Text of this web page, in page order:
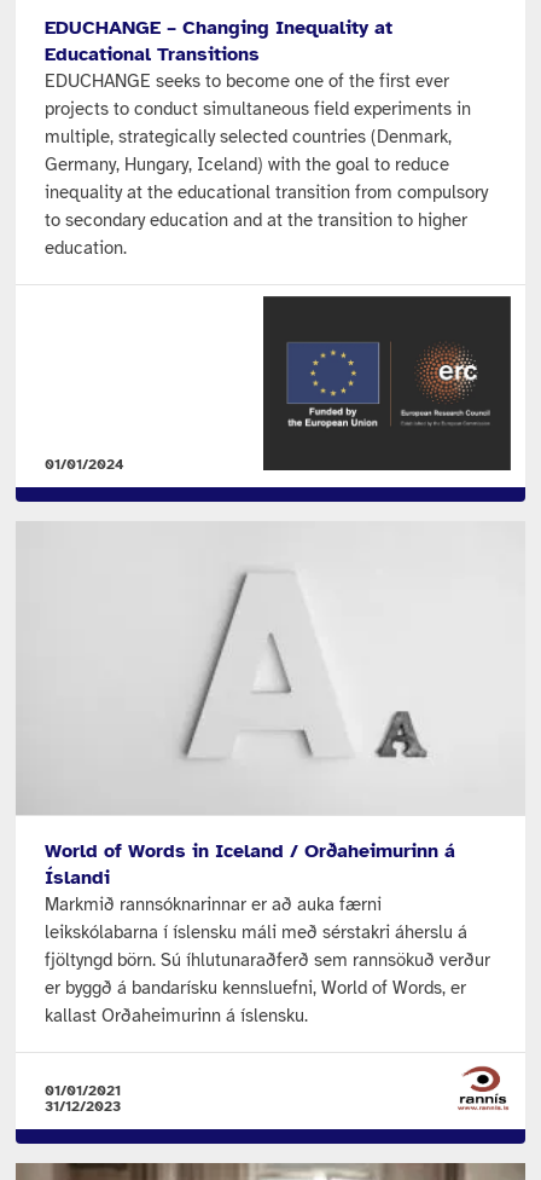
EDUCHANGE – Changing Inequality at
Educational Transitions
EDUCHANGE seeks to become one of the first ever
projects to conduct simultaneous field experiments in
multiple, strategically selected countries (Denmark,
Germany, Hungary, Iceland) with the goal to reduce
inequality at the educational transition from compulsory
to secondary education and at the transition to higher
education.
01/01/2024
World of Words in Iceland / Orðaheimurinn á
Íslandi
Markmið rannsóknarinnar er að auka færni
leikskólabarna í íslensku máli með sérstakri áherslu á
fjöltyngd börn. Sú íhlutunaraðferð sem rannsökuð verður
er byggð á bandarísku kennsluefni, World of Words, er
kallast Orðaheimurinn á íslensku.
01/01/2021
31/12/2023